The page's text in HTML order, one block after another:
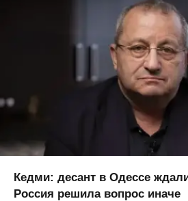
Кедми: десант в Одессе
Россия решила вопрос иначе